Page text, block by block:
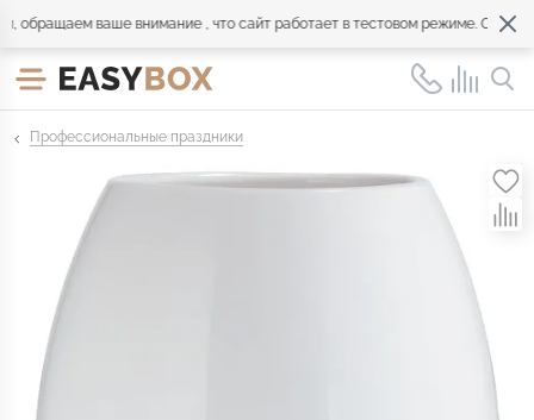
ваше внимание , что сайт работает в тестовом режиме.
Профессиональные праздники